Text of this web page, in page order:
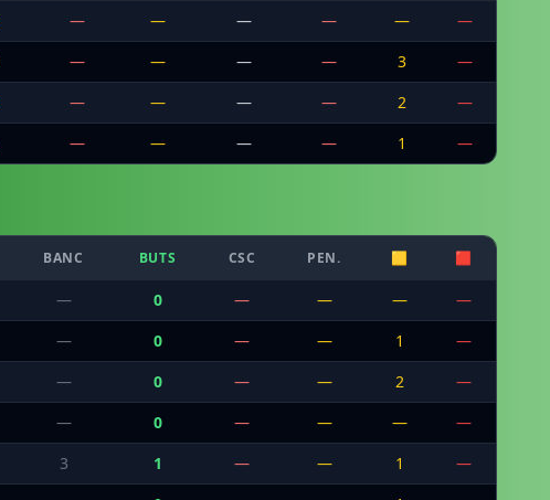
— — — — —
—
— — — — 3
—
— — — — 2
—
— — — — 1 —
BANC BUTS CSC PEN. 🟨 🟥
— 0 — — —
—
— 0 — — 1
—
— 0 — — 2
—
— 0 — — —
—
3 1 — — 1
—